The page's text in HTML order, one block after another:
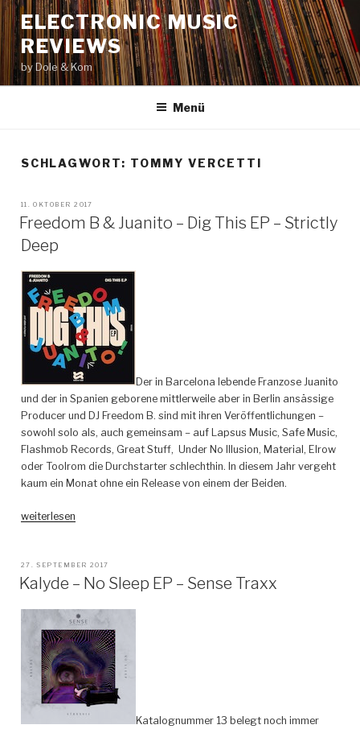
Zum
Inhalt
springen
ELECTRONIC MUSIC
REVIEWS
by Dole & Kom
Menü
SCHLAGWORT: TOMMY VERCETTI
VERÖFFENTLICHT
11. OKTOBER 2017
Freedom B & Juanito – Dig This EP – Strictly
Deep
Der in Barcelona lebende Franzose Juanito
und der in Spanien geborene mittlerweile aber in Berlin ansässige
Producer und DJ Freedom B. sind mit ihren Veröffentlichungen –
sowohl solo als, auch gemeinsam – auf Lapsus Music, Safe Music,
Flashmob Records, Great Stuff, Under No Illusion, Material, Elrow
oder Toolrom die Durchstarter schlechthin. In diesem Jahr vergeht
kaum ein Monat ohne ein Release von einem der Beiden.
„Freedom
Juanito
–
Strictly
Deep“
weiterlesen
VERÖFFENTLICHT
AM
27. SEPTEMBER 2017
Kalyde – No Sleep EP – Sense Traxx
Katalognummer 13 belegt noch immer